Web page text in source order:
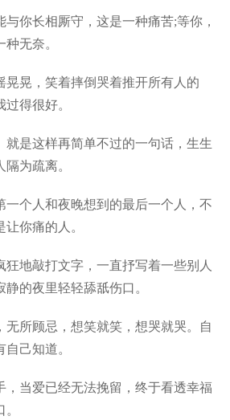
你长相厮守，这是一种痛苦;等你，
无奈。
晃，笑着摔倒哭着推开所有人的
得很好。
是这样再简单不过的一句话，生生
为疏离。
个人和夜晚想到的最后一个人，不
你痛的人。
地敲打文字，一直抒写着一些别人
的夜里轻轻舔舐伤口。
所顾忌，想笑就笑，想哭就哭。自
己知道。
当爱已经无法挽留，终于看透幸福